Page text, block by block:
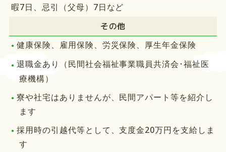
暇7日、忌引（父母）7日など
その他
健康保険、雇用保険、労災保険、厚生年金保険
退職金あり（民間社会福祉事業職員共済会･福祉医
療機構）
寮や社宅はありませんが、民間アパート等を紹介し
ます
採用時の引越代等として、支度金20万円を支給しま
す